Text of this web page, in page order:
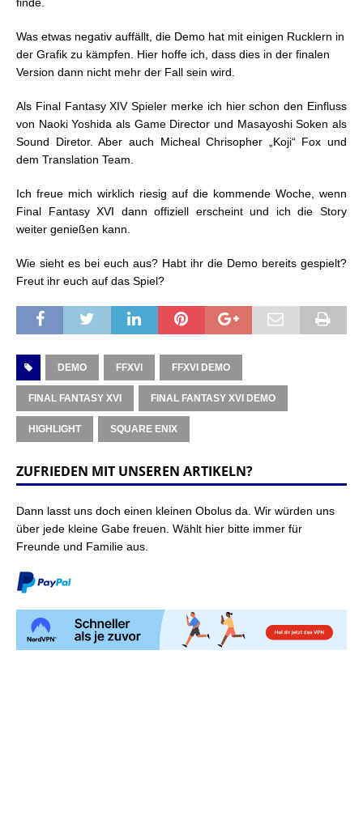
Was etwas negativ auffällt, die Demo hat mit einigen Rucklern in
der Grafik zu kämpfen. Hier hoffe ich, dass dies in der finalen
Version dann nicht mehr der Fall sein wird.
Als Final Fantasy XIV Spieler merke ich hier schon den Einfluss
von Naoki Yoshida als Game Director und Masayoshi Soken als
Sound Diretor. Aber auch Micheal Chrisopher „Koji“ Fox und
dem Translation Team.
Ich freue mich wirklich riesig auf die kommende Woche, wenn
Final Fantasy XVI dann offiziell erscheint und ich die Story
weiter genießen kann.
Wie sieht es bei euch aus? Habt ihr die Demo bereits gespielt?
Freut ihr euch auf das Spiel?
DEMO FFXVI FFXVI DEMO
FINAL FANTASY XVI FINAL FANTASY XVI DEMO
HIGHLIGHT SQUARE ENIX
ZUFRIEDEN MIT UNSEREN ARTIKELN?
Dann lasst uns doch einen kleinen Obolus da. Wir würden uns
über jede kleine Gabe freuen. Wählt hier bitte immer für
Freunde und Familie aus.